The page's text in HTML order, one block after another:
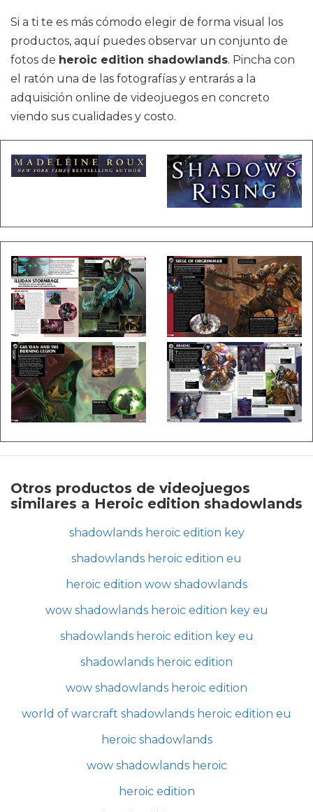
Si a ti te es más cómodo elegir de forma visual los
productos, aquí puedes observar un conjunto de
fotos de heroic edition shadowlands. Pincha con
el ratón una de las fotografías y entrarás a la
adquisición online de videojuegos en concreto
viendo sus cualidades y costo.
Otros productos de videojuegos
similares a Heroic edition shadowlands
shadowlands heroic edition key
shadowlands heroic edition eu
heroic edition wow shadowlands
wow shadowlands heroic edition key eu
shadowlands heroic edition key eu
shadowlands heroic edition
wow shadowlands heroic edition
world of warcraft shadowlands heroic edition eu
heroic shadowlands
wow shadowlands heroic
heroic edition